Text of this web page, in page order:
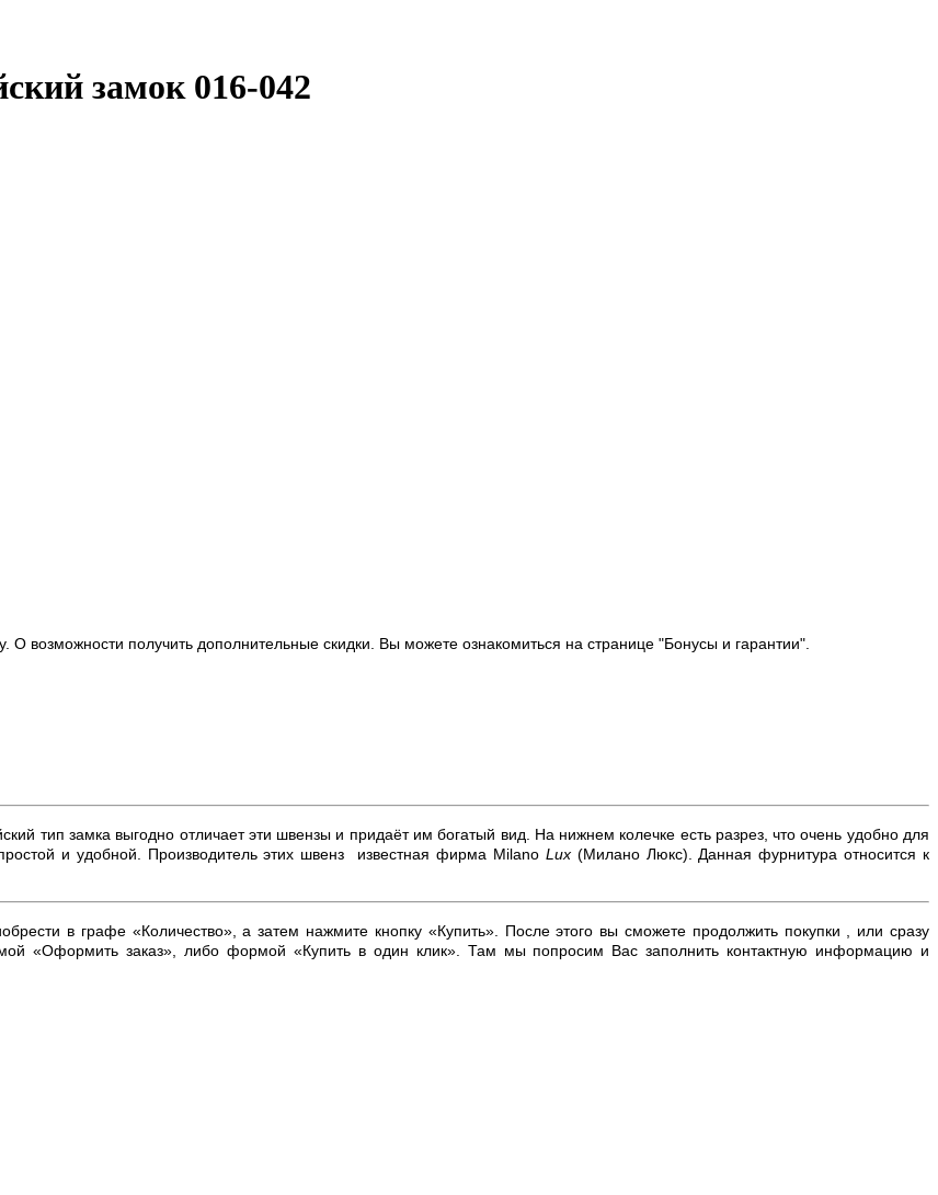
замок 016-042
О возможности получить дополнительные скидки. Вы можете ознакомиться на странице "Бонусы и гарантии".
тип замка выгодно отличает эти швензы и придаёт им богатый вид. На нижнем колечке есть разрез, что очень удобно для
и удобной. Производитель этих швенз известная фирма Milano Lux(Милано Люкс). Данная фурнитура относится к
в графе «Количество», а затем нажмите кнопку «Купить». После этого вы сможете продолжить покупки , или сразу
«Оформить заказ», либо формой «Купить в один клик». Там мы попросим Вас заполнить контактную информацию и